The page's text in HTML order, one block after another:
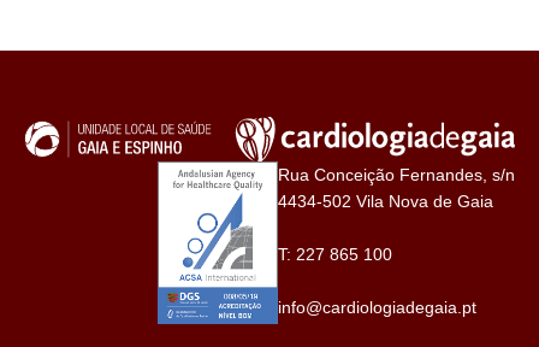
Rua Conceição Fernandes, s/n
4434-502 Vila Nova de Gaia
T: 227 865 100
info@cardiologiadegaia.pt